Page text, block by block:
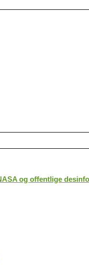
og offentlige